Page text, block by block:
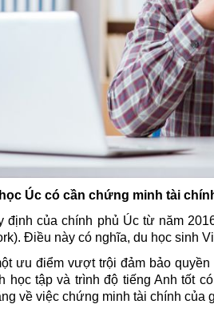
Úc có cần chứng minh tài
định của chính phủ Úc từ năm
Điều này có nghĩa, du học sinh
ưu điểm vượt trội đảm bảo
học tập và trình độ tiếng Anh tốt
về việc chứng minh tài chính của